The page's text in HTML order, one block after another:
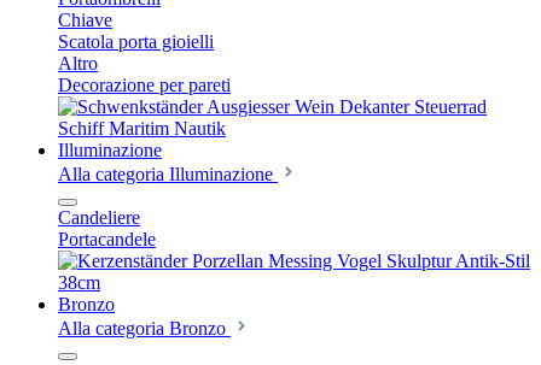
Chiave
Scatola porta gioielli
Altro
Decorazione per pareti
Illuminazione
Alla categoria Illuminazione
Candeliere
Portacandele
Bronzo
Alla categoria Bronzo